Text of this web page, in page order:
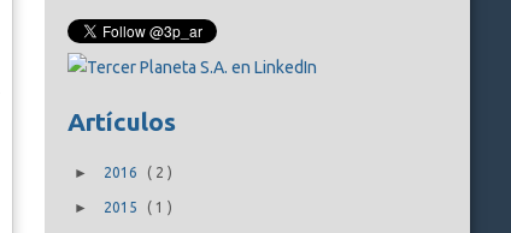
Artículos
► 2016 ( 2)
► 2015 ( 1)